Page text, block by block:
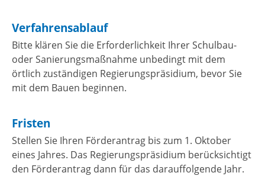
Verfahrensablauf
Bitte klären Sie die Erforderlichkeit Ihrer Schulbau-
oder Sanierungsmaßnahme unbedingt mit dem
örtlich zuständigen Regierungspräsidium, bevor Sie
mit dem Bauen beginnen.
Fristen
Stellen Sie Ihren Förderantrag bis zum 1. Oktober
eines Jahres. Das Regierungspräsidium berücksichtigt
den Förderantrag dann für das darauffolgende Jahr.